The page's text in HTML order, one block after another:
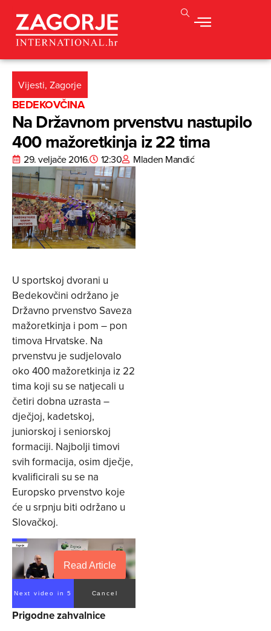
Vijesti, Zagorje
BEDEKOVČINA
Na Državnom prvenstvu nastupilo
400 mažoretkinja iz 22 tima
29. veljače 2016. 12:30 Mladen Mandić
U sportskoj dvorani u
Bedekovčini održano je
Državno prvenstvo Saveza
mažoretkinja i pom – pon
timova Hrvatske. Na
prvenstvu je sudjelovalo
oko 400 mažoretkinja iz 22
tima koji su se natjecali u
četiri dobna uzrasta –
dječjoj, kadetskoj,
juniorskoj i seniorskoj
formaciji. Najbolji timovi
svih formacija, osim dječje,
kvalificirali su se na
Europsko prvenstvo koje
će u srpnju biti održano u
Slovačkoj.
Read Article
Next video in 5 Cancel
Prigodne zahvalnice